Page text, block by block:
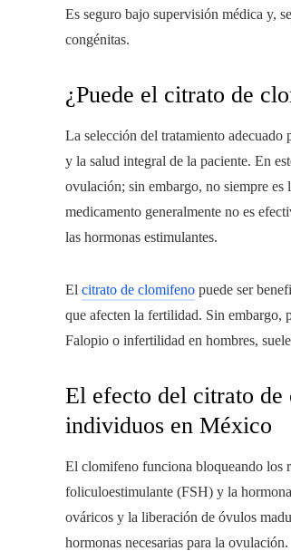
Es seguro bajo supervisión médica y,
congénitas.
¿Puede el citrato de
La selección del tratamiento
y la salud integral de la paciente. En
ovulación; sin embargo, no siempre
medicamento generalmente no es
las hormonas estimulantes.
El citrato de clomifeno puede ser
que afecten la fertilidad. Sin embargo,
Falopio o infertilidad en hombres,
El efecto del citrato
individuos en México
El clomifeno funciona bloqueando los
foliculoestimulante (FSH) y la
ováricos y la liberación de óvulos
hormonas necesarias para la ovulación.